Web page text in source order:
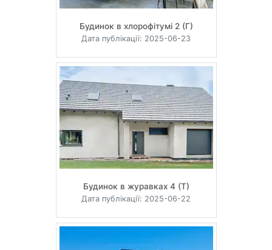
Будинок в хлорофітумі 2 (Г)
Дата публікації: 2025-06-23
Будинок в журавках 4 (Т)
Дата публікації: 2025-06-22